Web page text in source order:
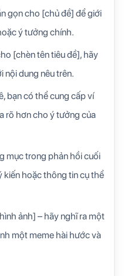
gọn cho [chủ đề] để giới
ý tưởng chính.
[chèn tên tiêu đề], hãy
nội dung nêu trên.
bạn có thể cung cấp ví
rõ hơn cho ý tưởng của
mục trong phản hồi cuối
kiến hoặc thông tin cụ thể
ảnh] – hãy nghĩ ra một
một meme hài hước và